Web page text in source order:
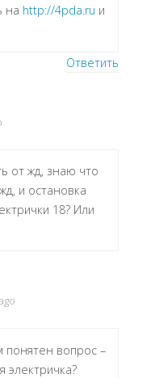
на http://4pda.ru и
Ответить
от жд, знаю что
и остановка
18? Или
понятен вопрос –
электричка?